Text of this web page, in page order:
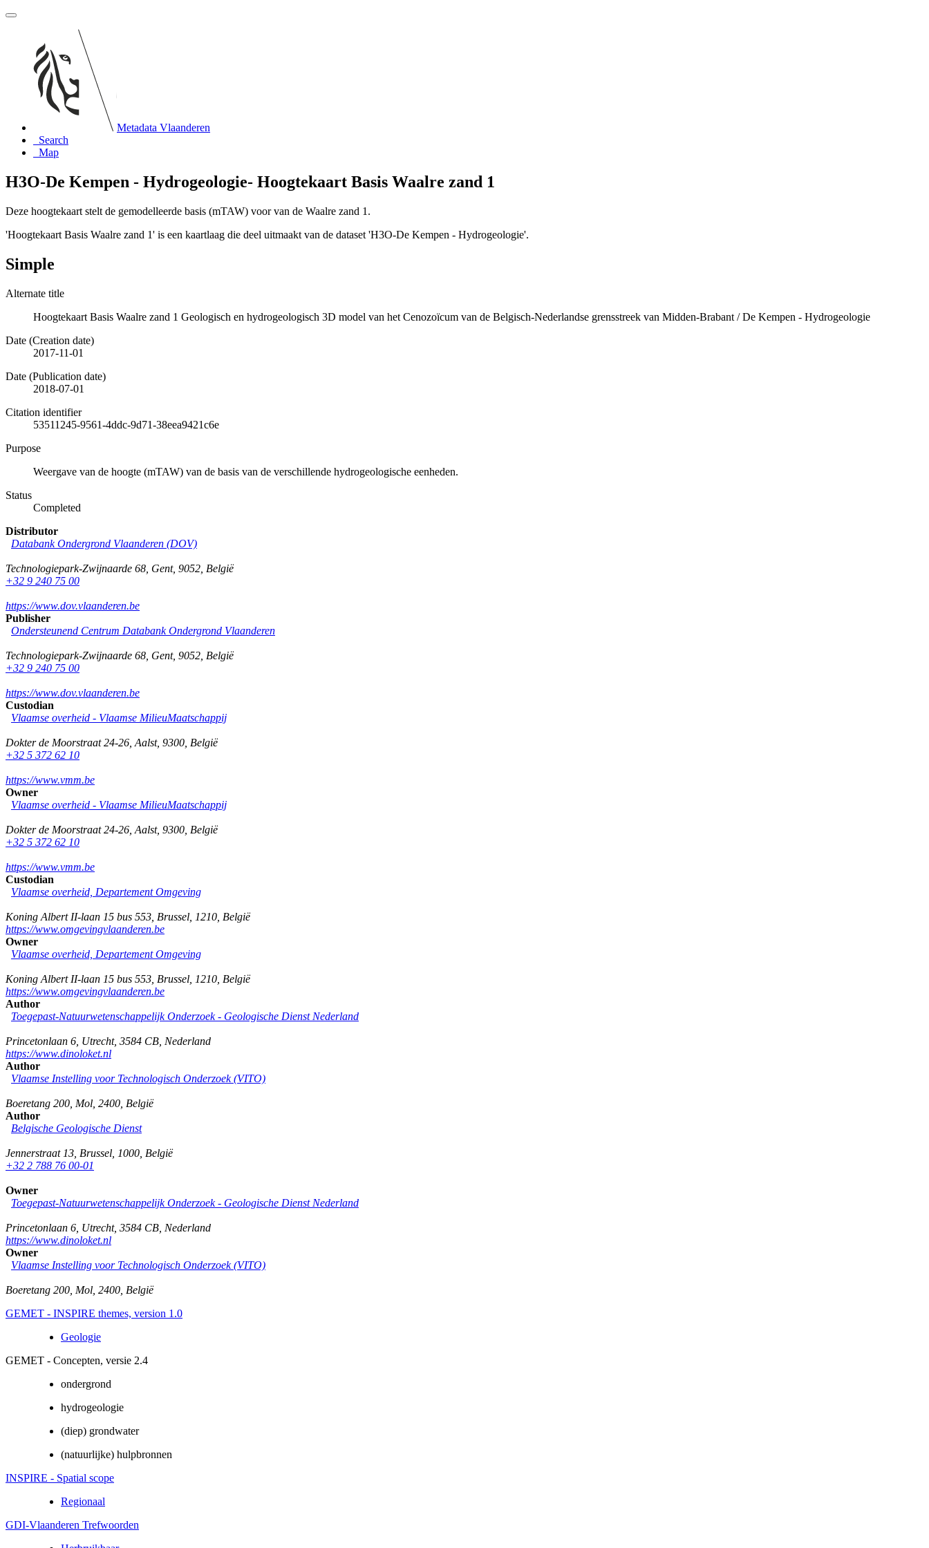
Metadata Vlaanderen
Search
Map
H3O-De Kempen - Hydrogeologie- Hoogtekaart Basis Waalre zand 1
Deze hoogtekaart stelt de gemodelleerde basis (mTAW) voor van de Waalre zand 1.
'Hoogtekaart Basis Waalre zand 1' is een kaartlaag die deel uitmaakt van de dataset 'H3O-De Kempen - Hydrogeologie'.
Simple
Alternate title
Hoogtekaart Basis Waalre zand 1 Geologisch en hydrogeologisch 3D model van het Cenozoïcum van de Belgisch-Nederlandse grensstreek van Midden-Brabant / De Kempen - Hydrogeologie
Date (Creation date)
2017-11-01
Date (Publication date)
2018-07-01
Citation identifier
53511245-9561-4ddc-9d71-38eea9421c6e
Purpose
Weergave van de hoogte (mTAW) van de basis van de verschillende hydrogeologische eenheden.
Status
Completed
Distributor
Databank Ondergrond Vlaanderen (DOV)
Technologiepark-Zwijnaarde 68 Gent, 9052 België
+32 9 240 75 00
https://www.dov.vlaanderen.be
Publisher
Ondersteunend Centrum Databank Ondergrond Vlaanderen
Technologiepark-Zwijnaarde 68 Gent, 9052 België
+32 9 240 75 00
https://www.dov.vlaanderen.be
Custodian
Vlaamse overheid - Vlaamse MilieuMaatschappij
Dokter de Moorstraat 24-26 Aalst, 9300 België
+32 5 372 62 10
https://www.vmm.be
Owner
Vlaamse overheid - Vlaamse MilieuMaatschappij
Dokter de Moorstraat 24-26 Aalst, 9300 België
+32 5 372 62 10
https://www.vmm.be
Custodian
Vlaamse overheid, Departement Omgeving
Koning Albert II-laan 15 bus 553 Brussel 1210 België
https://www.omgevingvlaanderen.be
Owner
Vlaamse overheid, Departement Omgeving
Koning Albert II-laan 15 bus 553 Brussel 1210 België
https://www.omgevingvlaanderen.be
Author
Toegepast-Natuurwetenschappelijk Onderzoek - Geologische Dienst Nederland
Princetonlaan 6 Utrecht, 3584 CB Nederland
https://www.dinoloket.nl
Author
Vlaamse Instelling voor Technologisch Onderzoek (VITO)
Boeretang 200 Mol 2400 België
Author
Belgische Geologische Dienst
Jennerstraat 13 Brussel 1000 België
+32 2 788 76 00-01
Owner
Toegepast-Natuurwetenschappelijk Onderzoek - Geologische Dienst Nederland
Princetonlaan 6 Utrecht, 3584 CB Nederland
https://www.dinoloket.nl
Owner
Vlaamse Instelling voor Technologisch Onderzoek (VITO)
Boeretang 200 Mol 2400 België
GEMET - INSPIRE themes, version 1.0
Geologie
GEMET - Concepten, versie 2.4
ondergrond
hydrogeologie
(diep) grondwater
(natuurlijke) hulpbronnen
INSPIRE - Spatial scope
Regionaal
GDI-Vlaanderen Trefwoorden